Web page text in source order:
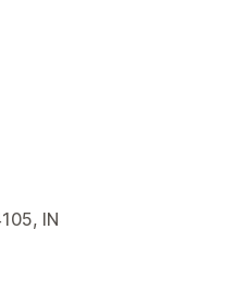
IN